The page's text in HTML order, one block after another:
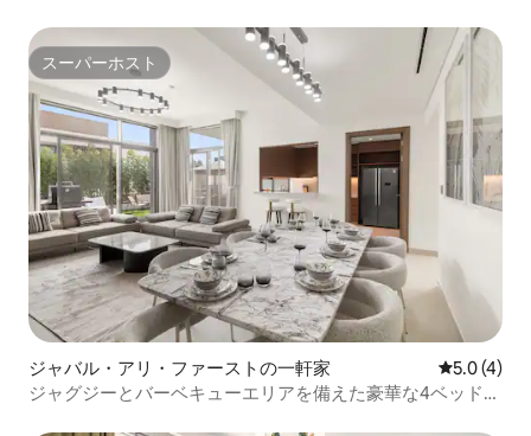
スーパーホスト
スーパーホスト
ジャバル・アリ・ファーストの一軒家 レビュー4
5.0 (4)
ジャグジーとバーベキューエリアを備えた豪華な4ベッドル